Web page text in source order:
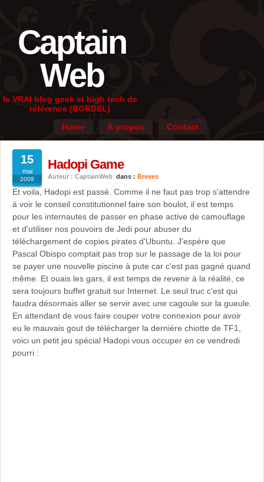
Captain
Web
le VRAI blog geek et high tech de
référence (BORDEL)
Home
À propos Contact
15
mai
2009
Hadopi Game
Auteur : CaptainWeb dans : Breves
Et voila, Hadopi est passé. Comme il ne faut pas trop s'attendre
à voir le conseil constitutionnel faire son boulot, il est temps
pour les internautes de passer en phase active de camouflage
et d'utiliser nos pouvoirs de Jedi pour abuser du
téléchargement de copies pirates d'Ubuntu. J'espère que
Pascal Obispo comptait pas trop sur le passage de la loi pour
se payer une nouvelle piscine à pute car c'est pas gagné quand
même. Et ouais les gars, il est temps de revenir à la réalité, ce
sera toujours buffet gratuit sur Internet. Le seul truc c'est qui
faudra désormais aller se servir avec une cagoule sur la gueule.
En attendant de vous faire couper votre connexion pour avoir
eu le mauvais gout de télécharger la dernière chiotte de TF1,
voici un petit jeu spécial Hadopi vous occuper en ce vendredi
pourri :